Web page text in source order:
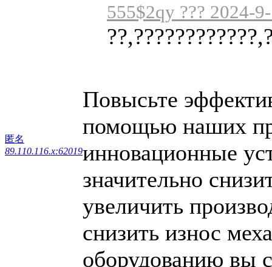
匿名
89.110.116.x:62019
555$2qy ??? 2024-
Повысьте
помощью наших
инновационные
значительно
увеличить
снизить износ
оборудованию вы